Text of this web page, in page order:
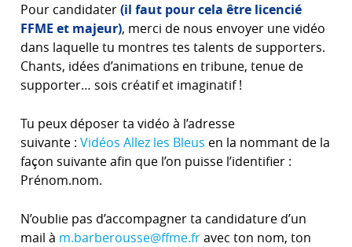
Pour candidater(il faut pour cela être licencié
FFME et majeur), merci de nous envoyer une vidéo
dans laquelle tu montres tes talents de supporters.
Chants, idées d’animations en tribune, tenue de
supporter… sois créatif et imaginatif !
Tu peux déposer ta vidéo à l’adresse
suivante : Vidéos Allez les Bleus en la nommant de la
façon suivante afin que l’on puisse l’identifier :
Prénom.nom.
N’oublie pas d’accompagner ta candidature d’un
mail à m.barberousse@ffme.fravec ton nom, ton